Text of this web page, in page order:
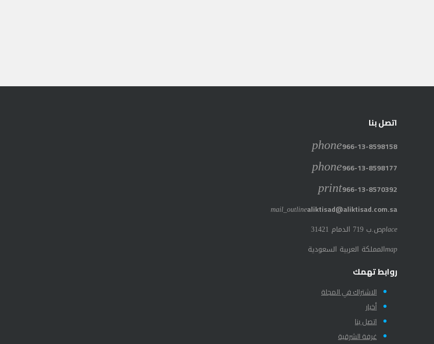
اتصل بنا
phone966-13-8598158
phone966-13-8598177
print966-13-8570392
mail_outlinealiktisad@aliktisad.com.sa
placeص.ب 719 الدمام 31421
mapالمملكة العربية السعودية
روابط تهمك
الاشتراك في المجلة
أخبار
اتصل بنا
غرفة الشرقية